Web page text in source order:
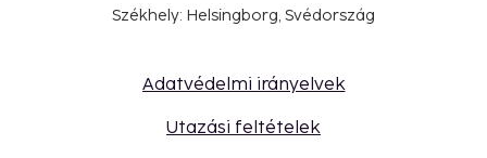
Székhely: Helsingborg, Svédország
Adatvédelmi irányelvek
Utazási feltételek